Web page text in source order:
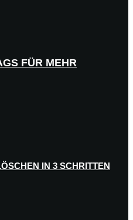
FÜR MEHR
IN 3 SCHRITTEN